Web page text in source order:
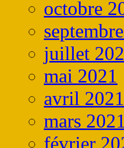
octobre
juillet
mai 2021
avril 2021
mars 2021
février